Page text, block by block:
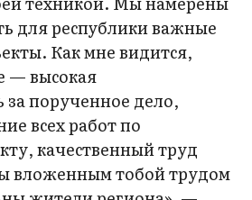
для республики важные
Как мне видится,
— высокая
за порученное дело,
всех работ по
качественный труд
вложенным тобой трудом